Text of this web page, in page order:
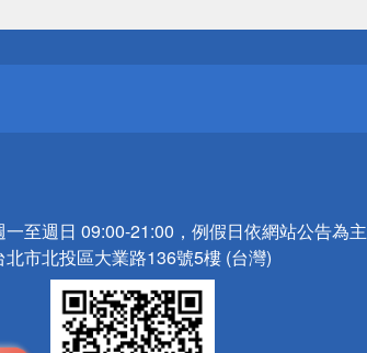
一至週日 09:00-21:00，例假日依網站公告為主
北市北投區大業路136號5樓 (台灣)